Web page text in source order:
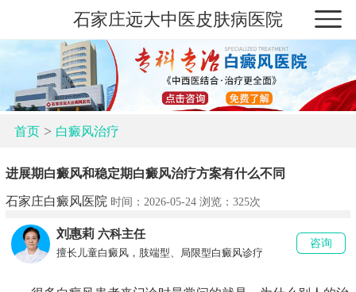
石家庄远大中医皮肤病医院
首页> 白癜风治疗
进展期白癜风和稳定期白癜风治疗方案有什么不同
石家庄白癜风医院 时间：2026-05-24 浏览： 325次
刘惠莉 六科主任
擅长儿童白癜风，肢端型、局限型白癜风诊疗
咨询